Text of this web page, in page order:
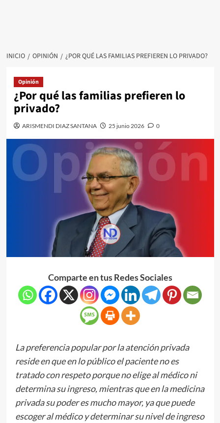
INICIO OPINIÓN ¿POR QUÉ LAS FAMILIAS PREFIEREN LO PRIVADO?
Opinión
¿Por qué las familias prefieren lo
privado?
ARISMENDI DIAZ SANTANA 25 junio 2026 0
Comparte en tus Redes Sociales
La preferencia popular por la atención privada
reside en que en lo público el paciente no es
tratado con respeto porque no elige al médico ni
determina su ingreso, mientras que en la medicina
privada su poder es mucho mayor, ya que puede
escoger al médico y determinar su nivel de ingreso